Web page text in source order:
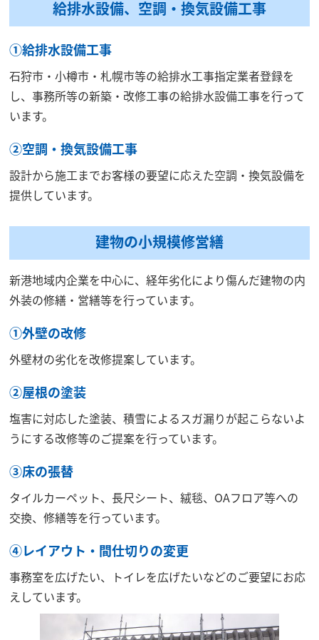
給排水設備、空調・換気設備工事
①給排水設備工事
石狩市・小樽市・札幌市等の給排水工事指定業者登録を
し、事務所等の新築・改修工事の給排水設備工事を行って
います。
②空調・換気設備工事
設計から施工までお客様の要望に応えた空調・換気設備を
提供しています。
建物の小規模修営繕
新港地域内企業を中心に、経年劣化により傷んだ建物の内
外装の修繕・営繕等を行っています。
①外壁の改修
外壁材の劣化を改修提案しています。
②屋根の塗装
塩害に対応した塗装、積雪によるスガ漏りが起こらないよ
うにする改修等のご提案を行っています。
③床の張替
タイルカーペット、長尺シート、絨毯、OAフロア等への
交換、修繕等を行っています。
④レイアウト・間仕切りの変更
事務室を広げたい、トイレを広げたいなどのご要望にお応
えしています。